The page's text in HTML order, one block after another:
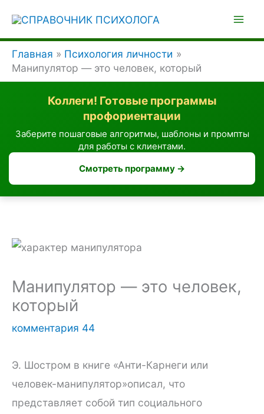
Главная
Психология личности
Манипулятор — это человек, который
Коллеги! Готовые программы
профориентации
Заберите пошаговые алгоритмы, шаблоны и промпты
для работы с клиентами.
Смотреть программу →
Манипулятор — это человек,
который
комментария 44
Э. Шостром в книге «Анти-Карнеги или
человек-манипулятор»описал, что
представляет собой тип социального